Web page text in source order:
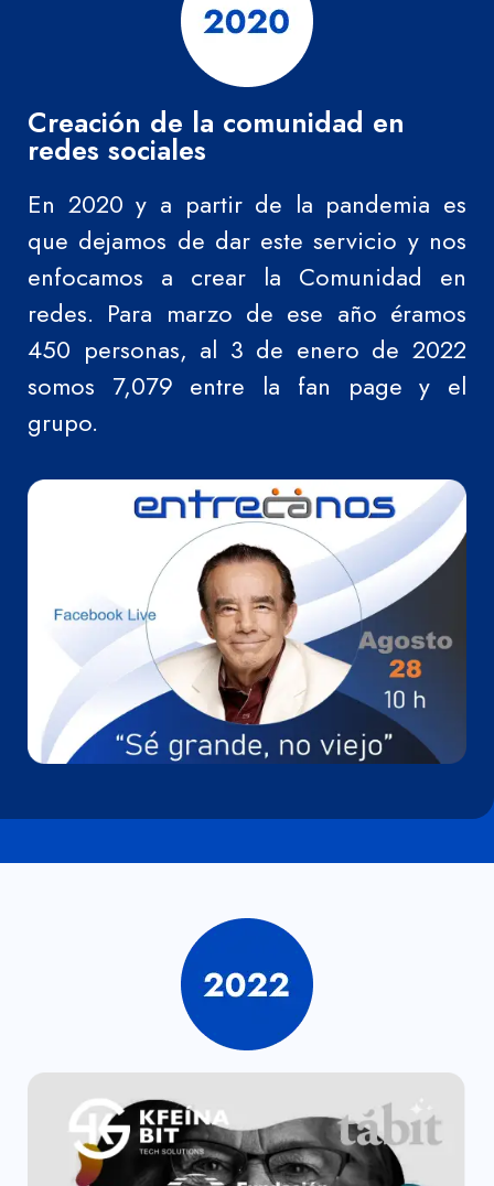
Creación de la comunidad en
redes sociales
En 2020 y a partir de la pandemia es
que dejamos de dar este servicio y nos
enfocamos a crear la Comunidad en
redes. Para marzo de ese año éramos
450 personas, al 3 de enero de 2022
somos 7,079 entre la fan page y el
grupo.